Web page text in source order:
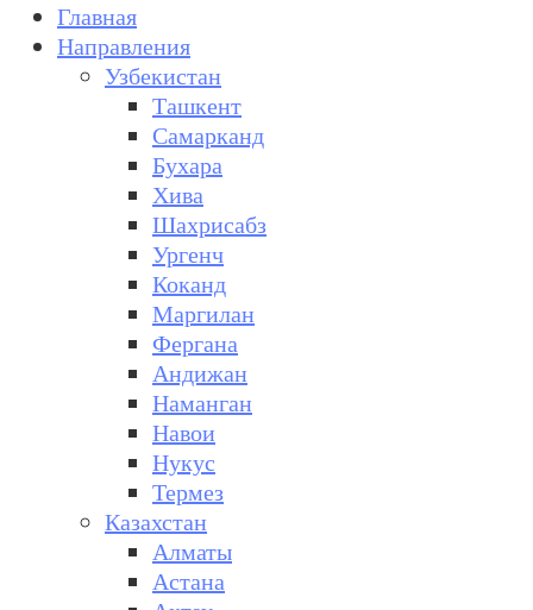
Главная
Направления
Узбекистан
Ташкент
Самарканд
Бухара
Хива
Шахрисабз
Ургенч
Коканд
Маргилан
Фергана
Андижан
Наманган
Навои
Нукус
Термез
Казахстан
Алматы
Астана